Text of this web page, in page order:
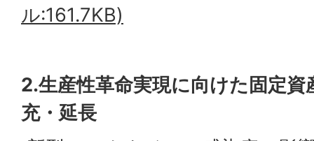
ル:161.7KB)
2.生産性革命実現に向けた固定資
充・延長